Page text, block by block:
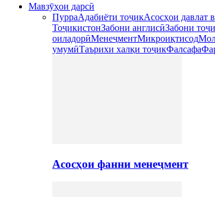
Мавзӯҳои дарсӣ
ПурраАдабиёти тоҷикАсосҳои давлат
ТоҷикистонЗабони англисӣЗабони
оиладорӣМенеҷментМикроиқтисод
умумӣТаърихи халқи тоҷикФалсафа
Асосҳои фанни менеҷмент